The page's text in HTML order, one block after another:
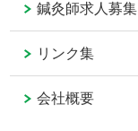
鍼灸師求人募集
リンク集
会社概要